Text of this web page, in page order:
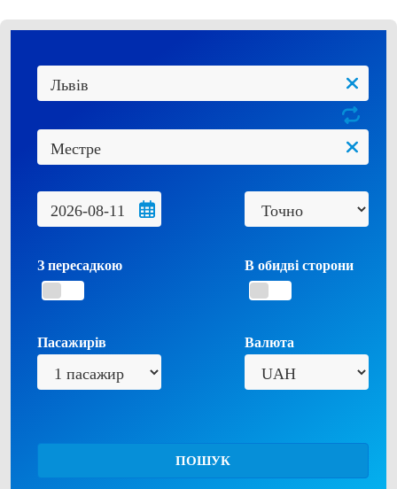
З пересадкою В обидві сторони
Пасажирів Валюта
ПОШУК